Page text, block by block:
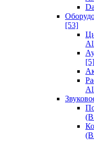
[53]
[5]